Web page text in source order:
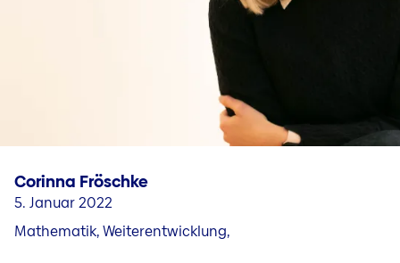
Jobs in unseren Ländergesellschaften
Corinna Fröschke
5. Januar 2022
Mathematik, Weiterentwicklung,